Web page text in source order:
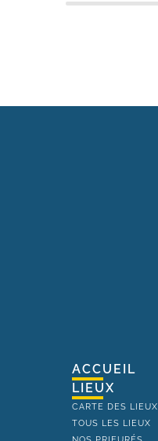
ACCUEIL
LIEUX
CARTE DES LIEUX
TOUS LES LIEUX